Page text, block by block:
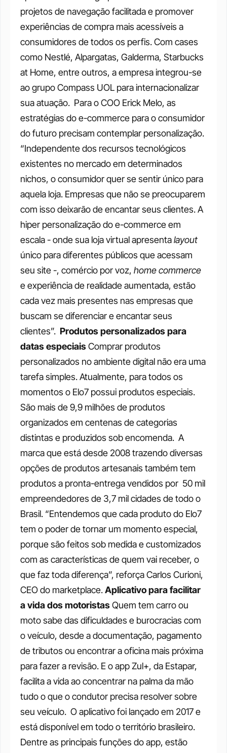
projetos de navegação facilitada e promover
experiências de compra mais acessíveis a
consumidores de todos os perfis. Com cases
como Nestlé, Alpargatas, Galderma, Starbucks
at Home, entre outros, a empresa integrou-se
ao grupo Compass UOL para internacionalizar
sua atuação. Para o COO Erick Melo, as
estratégias do e-commerce para o consumidor
do futuro precisam contemplar personalização.
“Independente dos recursos tecnológicos
existentes no mercado em determinados
nichos, o consumidor quer se sentir único para
aquela loja. Empresas que não se preocuparem
com isso deixarão de encantar seus clientes. A
hiper personalização do e-commerce em
escala - onde sua loja virtual apresenta
único para diferentes públicos que acessam
seu site -, comércio por voz, home commerce
e experiência de realidade aumentada, estão
cada vez mais presentes nas empresas que
buscam se diferenciar e encantar seus
clientes”. Produtos personalizados para
datas especiaisComprar produtos
personalizados no ambiente digital não era uma
tarefa simples. Atualmente, para todos os
momentos o Elo7 possui produtos especiais.
São mais de 9,9 milhões de produtos
organizados em centenas de categorias
distintas e produzidos sob encomenda. A
marca que está desde 2008 trazendo diversas
opções de produtos artesanais também tem
produtos a pronta-entrega vendidos por  50 mil
empreendedores de 3,7 mil cidades de todo o
Brasil. “Entendemos que cada produto do Elo7
tem o poder de tornar um momento especial,
porque são feitos sob medida e customizados
com as características de quem vai receber, o
que faz toda diferença”, reforça Carlos Curioni,
CEO do marketplace.Aplicativo para facilitar
a vida dos motoristasQuem tem carro ou
moto sabe das dificuldades e burocracias com
o veículo, desde a documentação, pagamento
de tributos ou encontrar a oficina mais próxima
para fazer a revisão. E o appZul+, da Estapar,
facilita a vida ao concentrar na palma da mão
tudo o que o condutor precisa resolver sobre
seu veículo. O aplicativo foi lançado em 2017 e
está disponível em todo o território brasileiro.
Dentre as principais funções do app, estão